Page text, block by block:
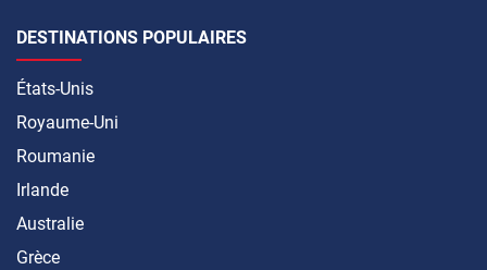
DESTINATIONS POPULAIRES
États-Unis
Royaume-Uni
Roumanie
Irlande
Australie
Grèce